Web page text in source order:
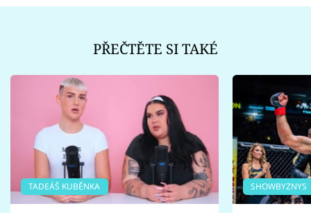
PŘEČTĚTE SI TAKÉ
TADEÁŠ KUBĚNKA SHOWBYZNYS